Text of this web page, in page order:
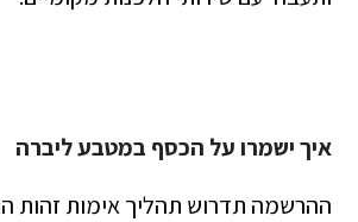
איך ישמרו על הכסף במטבע ליברה
ההרשמה תדרוש תהליך אימות זהות